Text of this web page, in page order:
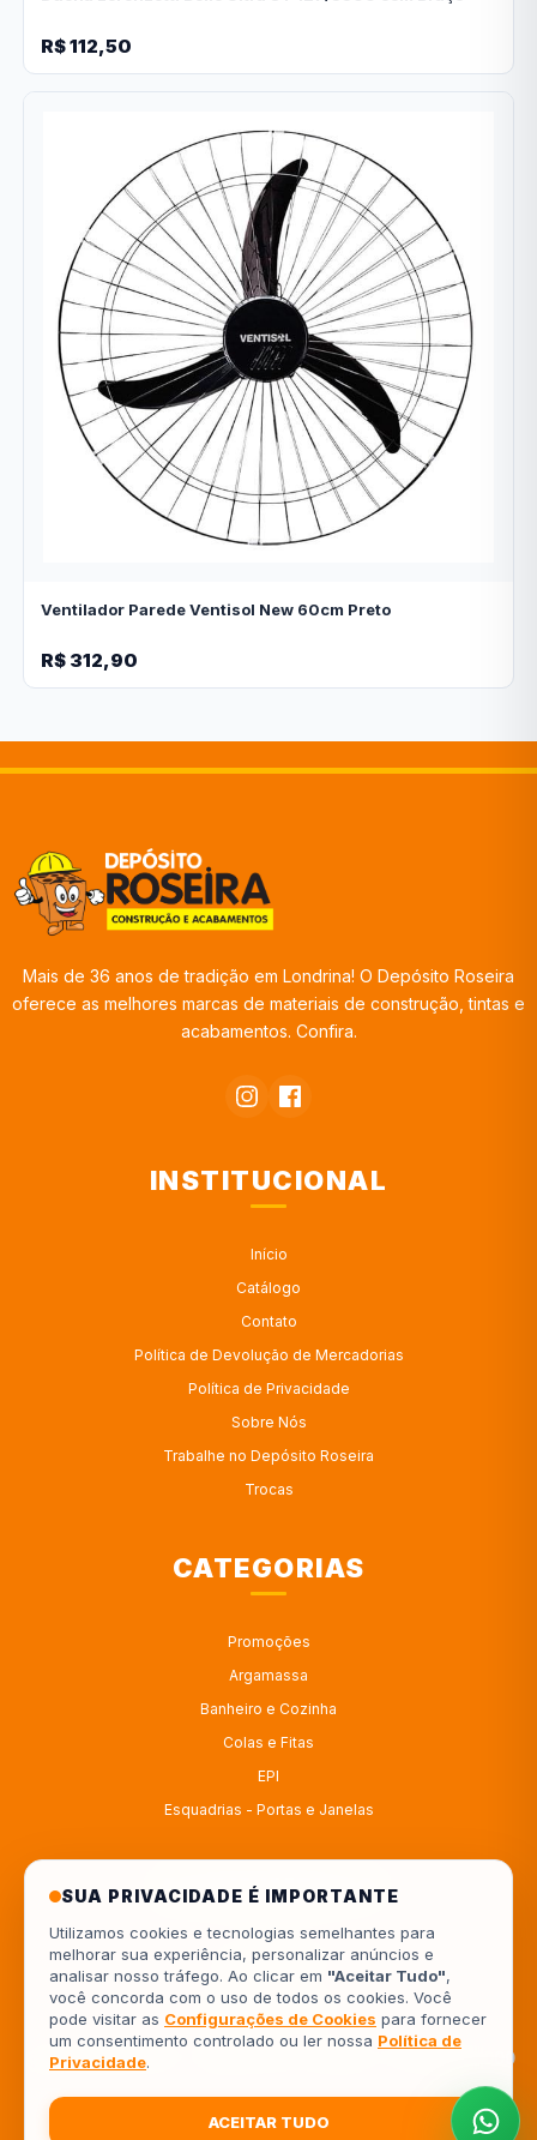
R$ 112,50
Ventilador Parede Ventisol New 60cm Preto
R$ 312,90
Mais de 36 anos de tradição em Londrina! O Depósito Roseira
oferece as melhores marcas de materiais de construção, tintas e
acabamentos. Confira.
INSTITUCIONAL
Início
Catálogo
Contato
Política de Devolução de Mercadorias
Política de Privacidade
Sobre Nós
Trabalhe no Depósito Roseira
Trocas
CATEGORIAS
Promoções
Argamassa
Banheiro e Cozinha
Colas e Fitas
EPI
Esquadrias - Portas e Janelas
ATENDIMENTO
4333414222
554333414222
Av. Europa, 962 - Jardim Piza, Londrina - PR, 86041-000
SUA PRIVACIDADE É IMPORTANTE
Utilizamos cookies e tecnologias semelhantes para
melhorar sua experiência, personalizar anúncios e
analisar nosso tráfego. Ao clicar em "Aceitar Tudo",
você concorda com o uso de todos os cookies. Você
pode visitar as Configurações de Cookies para fornecer
um consentimento controlado ou ler nossa Política de
Privacidade.
ACEITAR TUDO